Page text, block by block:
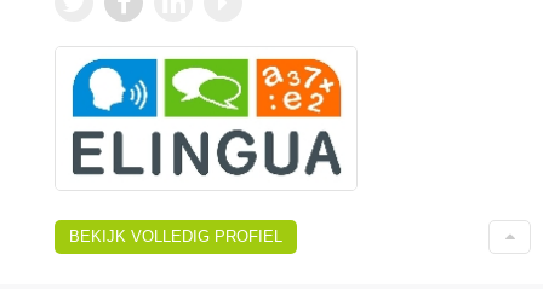
BEKIJK VOLLEDIG PROFIEL